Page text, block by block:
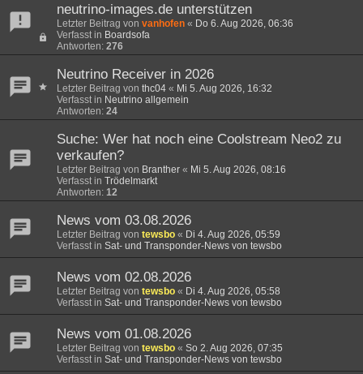
neutrino-images.de unterstützen
Letzter Beitrag von vanhofen « Do 6. Aug 2026, 06:36
Verfasst in Boardsofa
Antworten: 276
Neutrino Receiver in 2026
Letzter Beitrag von thc04 « Mi 5. Aug 2026, 16:32
Verfasst in Neutrino allgemein
Antworten: 24
Suche: Wer hat noch eine Coolstream Neo2 zu
verkaufen?
Letzter Beitrag von Branther « Mi 5. Aug 2026, 08:16
Verfasst in Trödelmarkt
Antworten: 12
News vom 03.08.2026
Letzter Beitrag von tewsbo « Di 4. Aug 2026, 05:59
Verfasst in Sat- und Transponder-News von tewsbo
News vom 02.08.2026
Letzter Beitrag von tewsbo « Di 4. Aug 2026, 05:58
Verfasst in Sat- und Transponder-News von tewsbo
News vom 01.08.2026
Letzter Beitrag von tewsbo « So 2. Aug 2026, 07:35
Verfasst in Sat- und Transponder-News von tewsbo